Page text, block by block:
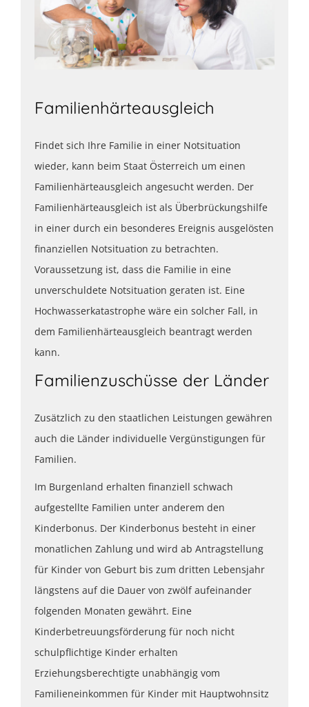
Familienhärteausgleich
Findet sich Ihre Familie in einer Notsituation
wieder, kann beim Staat Österreich um einen
Familienhärteausgleich angesucht werden. Der
Familienhärteausgleich ist als Überbrückungshilfe
in einer durch ein besonderes Ereignis ausgelösten
finanziellen Notsituation zu betrachten.
Voraussetzung ist, dass die Familie in eine
unverschuldete Notsituation geraten ist. Eine
Hochwasserkatastrophe wäre ein solcher Fall, in
dem Familienhärteausgleich beantragt werden
kann.
Familienzuschüsse der Länder
Zusätzlich zu den staatlichen Leistungen gewähren
auch die Länder individuelle Vergünstigungen für
Familien.
Im Burgenland erhalten finanziell schwach
aufgestellte Familien unter anderem den
Kinderbonus. Der Kinderbonus besteht in einer
monatlichen Zahlung und wird ab Antragstellung
für Kinder von Geburt bis zum dritten Lebensjahr
längstens auf die Dauer von zwölf aufeinander
folgenden Monaten gewährt. Eine
Kinderbetreuungsförderung für noch nicht
schulpflichtige Kinder erhalten
Erziehungsberechtigte unabhängig vom
Familieneinkommen für Kinder mit Hauptwohnsitz